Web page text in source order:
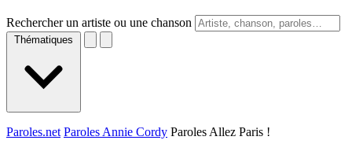
Rechercher un artiste ou une chanson
Thématiques
Paroles.net Paroles Annie Cordy Paroles Allez Paris !